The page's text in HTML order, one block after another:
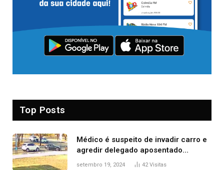
Top Posts
Médico é suspeito de invadir carro e
agredir delegado aposentado
durante confusão no trânsito
setembro 19, 2024 42Visitas